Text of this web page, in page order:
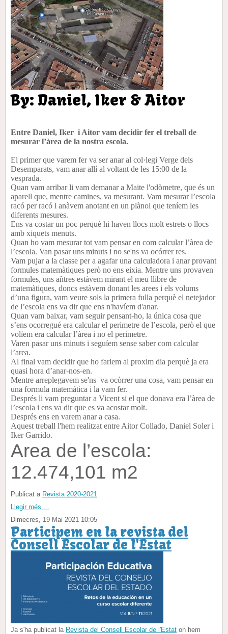
By: Daniel, Iker & Aitor
Entre Daniel, Iker i Aitor vam decidir fer el treball de
mesurar l’àrea de la nostra escola.
El primer que varem fer va ser anar al col·legi Verge dels
Desemparats, vam anar allí al voltant de les 15:00 de la
vesprada.
Quan vam arribar li vam demanar a Maite l'odòmetre, que és un
aparell que, mentre camines, va mesurant. Vam mesurar l’escola
racó per racó i anàvem anotant en un plànol que teníem les
diferents mesures.
Ens va costar un poc perquè hi haven llocs molt estrets o llocs
amb xiquets menuts.
Quan ho vam mesurar tot vam pensar en com calcular l’àrea de
l’escola. Van pasar uns minuts i no se'ns va ocórrer res.
Vam pujar a la classe per a agafar una calculadora i anar provant
formules matemàtiques però no ens eixia. Mentre uns provaven
formules, uns añtres estàvem mirant el meu llibre de
matemàtiques, doncs estàvem donant les arees i els volums
d’una figura, vam veure sols la primera fulla perquè el netejador
de l’escola ens va dir que ens n'havíem d'anar.
Quan vam baixar, vam seguir pensant-ho, la única cosa que
s’ens ocorregué era calcular el perimetre de l’escola, però el que
volíem era calcular l’àrea i no el perimetre.
Varen pasar uns minuts i seguíem sense saber com calcular
l’area.
Al final vam decidir que ho fariem al proxim dia perquè ja era
quasi hora d’anar-nos-en.
Mentre arreplegavem se'ns va ocòrrer una cosa, vam pensar en
una formula matemática i la vam fer.
Després li vam preguntar a Vicent si el que donava era l’àrea de
l’escola i ens va dir que es va acostar molt.
Després ens en varem anar a casa.
Aquest treball l'hem realitzat entre Aitor Collado, Daniel Soler i
Iker Garrido.
Area de l’escola:
12.474,101 m2
Publicat a Revista 2020-2021
Llegir més ...
Dimecres, 19 Mai 2021 10:05
Participem en la revista del
Consell Escolar de l'Estat
Ja s'ha publicat la Revista del Consell Escolar de l'Estat on hem